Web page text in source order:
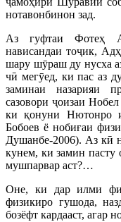
нотавонбинон зад.
Аз гуфтаи Фотеҳ
нависандаи тоҷик,
шару шӯраш ду нусха
чӣ мегӯед, ки пас аз
заминаи назарияи
сазовори ҷоизаи
ки қонуни Нютонро
Бобоев ё нобиғаи
Душанбе-2006). Аз кӣ
кунем, ки замин пасту
мушпарвар аст?…
Оне, ки дар илми
физикиро гушода,
бозёфт кардааст, агар